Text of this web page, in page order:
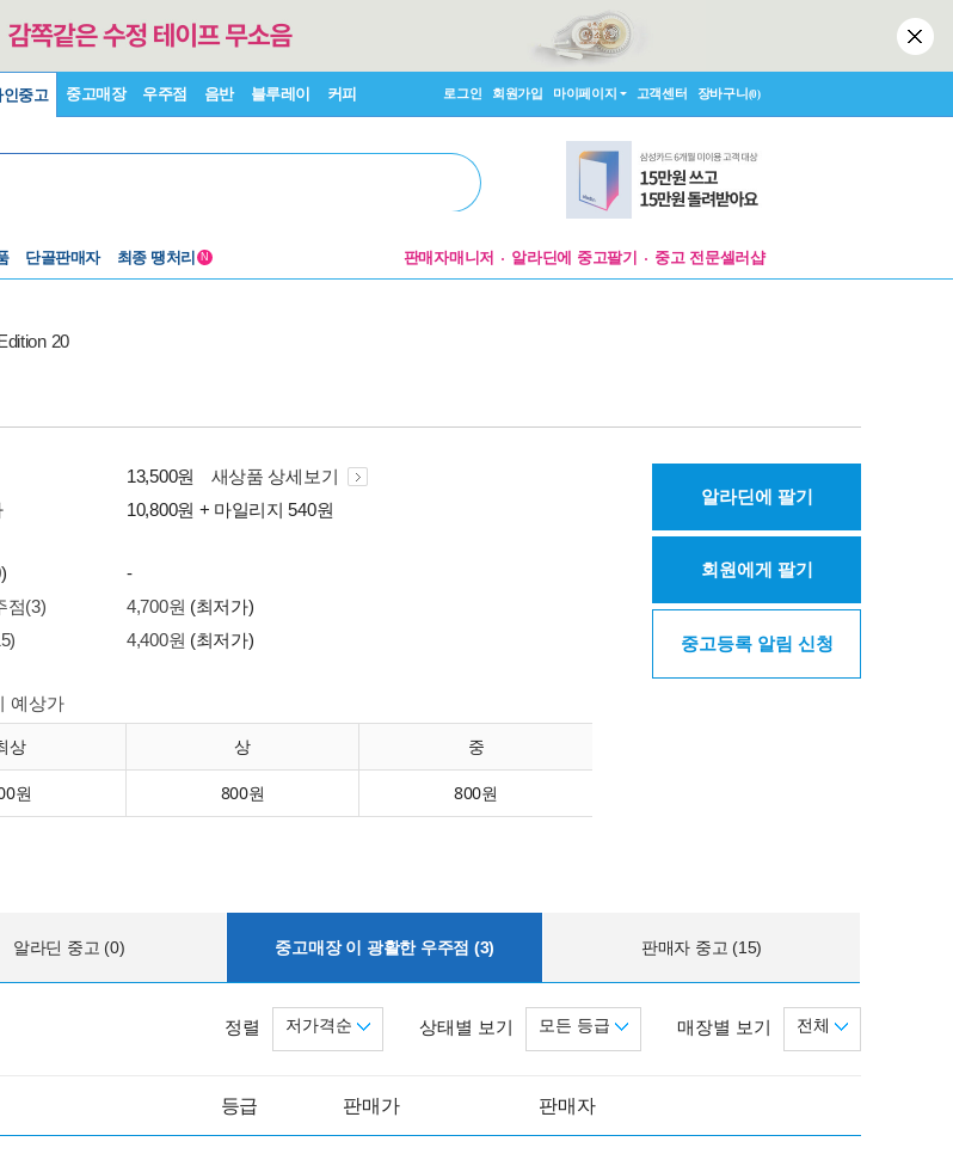
인중고 중고매장 우주점 음반 블루레이 커피 로그인 회원가입 마이페이지 고객센터 장바구니(0)
단골판매자 최종 땡처리 N 판매자매니저 알라딘에 중고팔기 중고 전문셀러샵
20
13,500원
새상품 상세보기
10,800원 + 마일리지 540원
-
점(3)
4,700원 (최저가)
4,400원 (최저가)
예상가
상 상 중
원 800원 800원
알라딘에 팔기
회원에게 팔기
중고등록 알림 신청
알라딘 중고 (0) 중고매장 이 광활한 우주점 (3) 판매자 중고 (15)
매장별 보기 전체
상태별 보기 모든 등급
정렬 저가격순
등급 판매가 판매자